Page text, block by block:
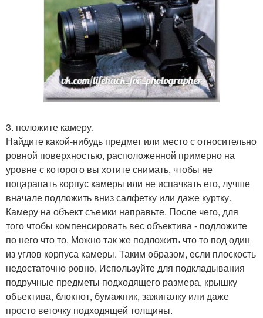
3. положите камеру.
Найдите какой-нибудь предмет или место с относительно
ровной поверхностью, расположенной примерно на
уровне с которого вы хотите снимать, чтобы не
поцарапать корпус камеры или не испачкать его, лучше
вначале подложить вниз салфетку или даже куртку.
Камеру на объект съемки направьте. После чего, для
того чтобы компенсировать вес объектива - подложите
по него что то. Можно так же подложить что то под один
из углов корпуса камеры. Таким образом, если плоскость
недостаточно ровно. Используйте для подкладывания
подручные предметы подходящего размера, крышку
объектива, блокнот, бумажник, зажигалку или даже
просто веточку подходящей толщины.